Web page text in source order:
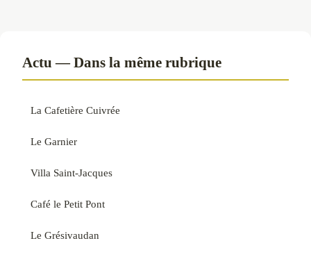
Actu — Dans la même rubrique
La Cafetière Cuivrée
Le Garnier
Villa Saint-Jacques
Café le Petit Pont
Le Grésivaudan